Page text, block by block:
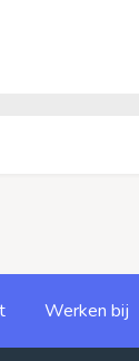
Werken bij